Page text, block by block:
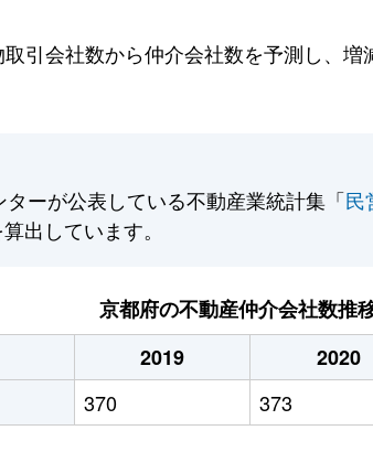
引会社数から仲介会社数を予測し、
ーが公表している不動産業統計集「民
出しています。
京都府の不動産仲介会社数推
2019 2020
370 373